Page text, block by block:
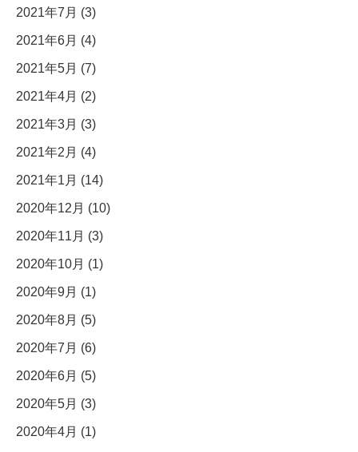
2021年7月 (3)
2021年6月 (4)
2021年5月 (7)
2021年4月 (2)
2021年3月 (3)
2021年2月 (4)
2021年1月 (14)
2020年12月 (10)
2020年11月 (3)
2020年10月 (1)
2020年9月 (1)
2020年8月 (5)
2020年7月 (6)
2020年6月 (5)
2020年5月 (3)
2020年4月 (1)